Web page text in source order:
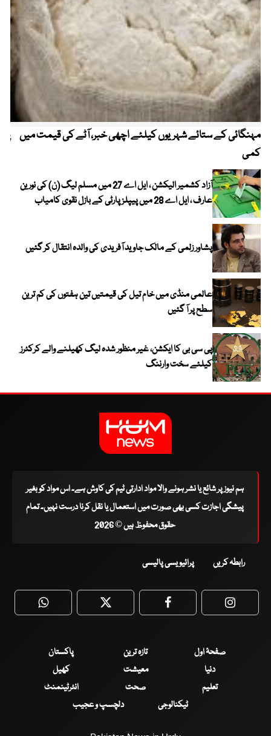
مہنگائی کے ستائے شہریوں کیلئے اچھی خبر، آٹے کی قیمت میں
کمی
آزاد کشمیر الیکشن ، ایل اے 27 میں مسلم لیگ (ن) کی نورین
عارف ، ایل اے 28 میں پیپلز پارٹی کے بازل نقوی کامیاب
پشاور زلمی کے مالک جاوید آفریدی کی والدہ انتقال کر گئیں
عالمی منڈی میں خام تیل کی قیمتیں تین ہفتوں کی کم ترین
سطح پر آ گئیں
پی سی بی کا ایکشن، غیر منظور شدہ لیگ کھیلنے والے کرکٹرز
کیلئے سخت وارننگ
ہم نیوز پر شائع یا نشر ہونے والا مواد ادارتی ٹیم کی کاوش ہے۔ اس مواد کو بغیر
پیشگی اجازت کسی بھی صورت میں استعمال یا نقل کرنا درست نہیں۔ تمام
حقوق محفوظ ہیں © 2026
رابطہ کریں پرائیویسی پالیسی
WhatsApp Twitter Facebook
صفحۂ اول تازہ ترین
پاکستان
دنیا
معیشت
کھیل
تعلیم
صحت
انٹرٹینمنٹ
ٹیکنالوجی
دلچسپ و عجیب